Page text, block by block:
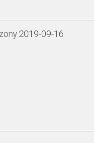
2019-09-16